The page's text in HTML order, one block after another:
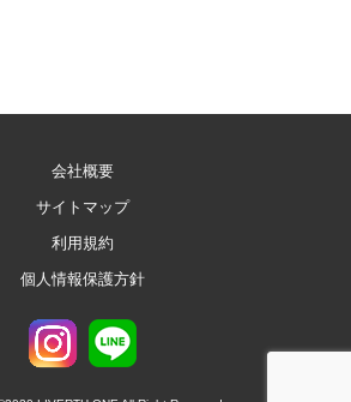
会社概要
サイトマップ
利用規約
個人情報保護方針